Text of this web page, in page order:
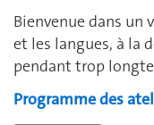
Bienvenue dans un
et les langues, à la
pendant trop
Programme des